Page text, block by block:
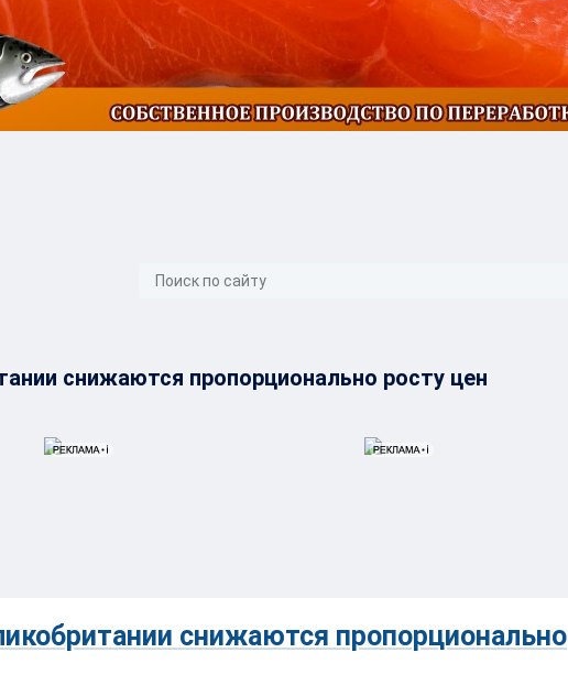
снижаются пропорционально росту цен
снижаются пропорционально